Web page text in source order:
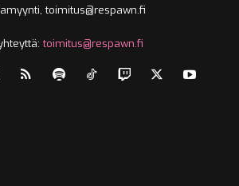
toimitus@respawn.fi
toimitus@respawn.fi